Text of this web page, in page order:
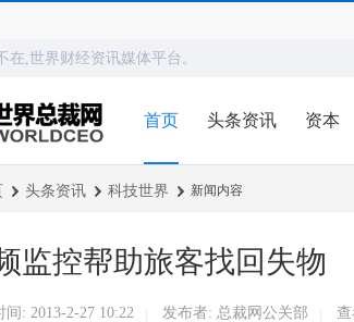
在,世界财经资讯媒体平台。
首页 头条资讯 资本
› 头条资讯 › 科技世界 › 新闻内容
监控帮助旅客找回失物
间: 2013-2-27 10:22 发布者: 总裁网公关部 查